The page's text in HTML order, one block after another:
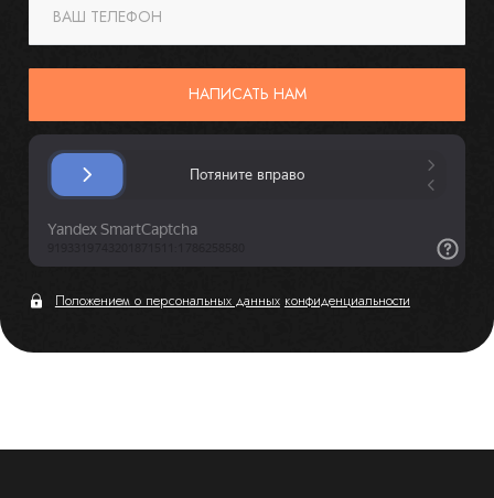
ВАШ ТЕЛЕФОН
НАПИСАТЬ НАМ
Положением о персональных данных конфиденциальности